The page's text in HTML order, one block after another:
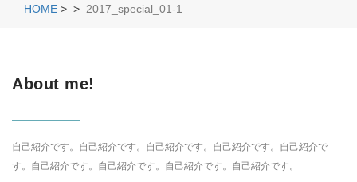
HOME > > 2017_special_01-1
About me!
自己紹介です。自己紹介です。自己紹介です。自己紹介です。自己紹介で
す。自己紹介です。自己紹介です。自己紹介です。自己紹介です。